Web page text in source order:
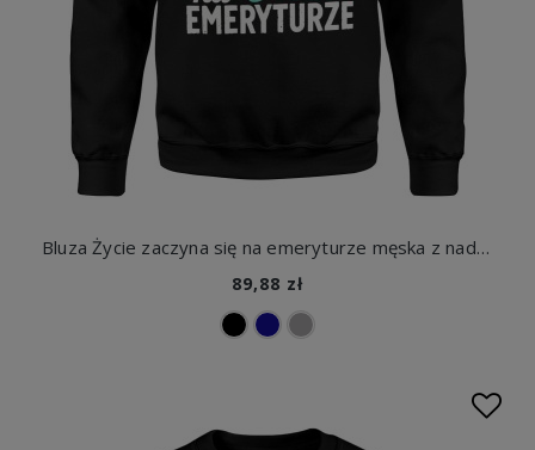
Bluza Życie zaczyna się na emeryturze męska z nadrukiem
89,88 zł